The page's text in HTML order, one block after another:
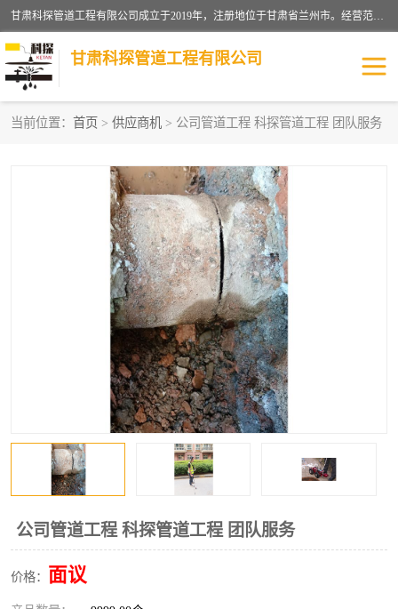
甘肃科探管道工程有限公司成立于2019年，注册地位于甘肃省兰州市。经营范围包括管道安装、清洗、疏通、维修、检测，防水工程，工程钻孔，化粪池清理，暖气安装，给排水管道安装维修，室内外管道如消防、供水、供热管道漏水检测定位，室内外防水堵漏等。
甘肃科探管道工程有限公司
当前位置： 首页 > 供应商机 > 公司管道工程 科探管道工程 团队服务
公司管道工程 科探管道工程 团队服务
价格： 面议
漏水检查维修 消防管道漏水
供热管道漏水 排水管道漏水
自来水管漏水 管道疏通
高压车疏通清淤